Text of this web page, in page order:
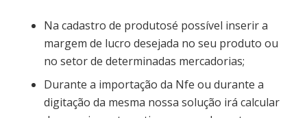
Na cadastro de produtosé possível inserir a
margem de lucro desejada no seu produto ou
no setor de determinadas mercadorias;
Durante a importação da Nfe ou durante a
digitação da mesma nossa solução irá calcular